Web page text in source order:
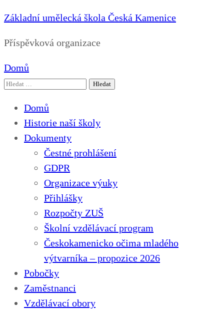
Základní umělecká škola Česká Kamenice
Příspěvková organizace
Domů
Vyhledávání
Domů
Historie naší školy
Dokumenty
Čestné prohlášení
GDPR
Organizace výuky
Přihlášky
Rozpočty ZUŠ
Školní vzdělávací program
Českokamenicko očima mladého
výtvarníka – propozice 2026
Pobočky
Zaměstnanci
Vzdělávací obory